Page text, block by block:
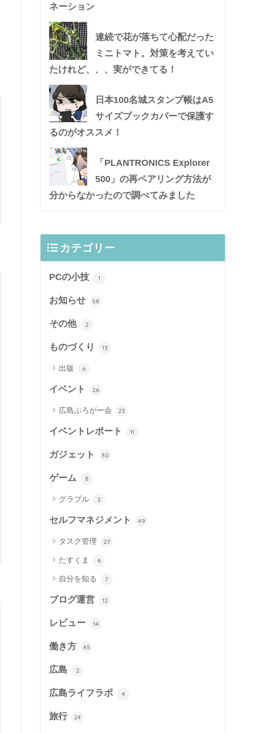
ネーション
連続で花が落ちて心配だった
ミニトマト。対策を考えてい
たけれど、、、実ができてる！
日本100名城スタンプ帳はA5
サイズブックカバーで保護す
るのがオススメ！
「PLANTRONICS Explorer
500」の再ペアリング方法が
分からなかったので調べてみました
カテゴリー
PCの小技 1
お知らせ 58
その他 2
ものづくり 13
出版 6
イベント 26
広島ぶろがー会 23
イベントレポート 11
ガジェット 30
ゲーム 8
グラブル 2
セルフマネジメント 49
タスク管理 27
たすくま 6
自分を知る 7
ブログ運営 12
レビュー 14
働き方 45
広島 2
広島ライフラボ 4
旅行 24